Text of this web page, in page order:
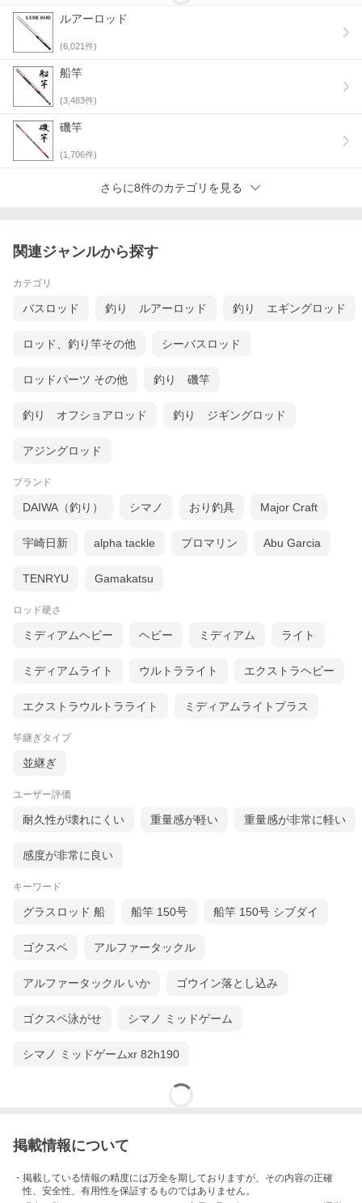
ルアーロッド
(6,021件)
船竿
(3,483件)
磯竿
(1,706件)
さらに8件のカテゴリを見る
関連ジャンルから探す
カテゴリ
バスロッド 釣り ルアーロッド 釣り エギングロッド
ロッド、釣り竿その他 シーバスロッド
ロッドパーツ その他 釣り 磯竿
釣り オフショアロッド 釣り ジギングロッド
アジングロッド
ブランド
DAIWA（釣り） シマノ おり釣具 Major Craft
宇崎日新 alpha tackle プロマリン Abu Garcia
TENRYU Gamakatsu
ロッド硬さ
ミディアムヘビー ヘビー ミディアム ライト
ミディアムライト ウルトラライト エクストラヘビー
エクストラウルトラライト ミディアムライトプラス
竿継ぎタイプ
並継ぎ
ユーザー評価
耐久性が壊れにくい 重量感が軽い 重量感が非常に軽い
感度が非常に良い
キーワード
グラスロッド 船 船竿 150号 船竿 150号 シブダイ
ゴクスペ アルファータックル
アルファータックル いか ゴウイン落とし込み
ゴクスペ泳がせ シマノ ミッドゲーム
シマノ ミッドゲームxr 82h190
掲載情報について
・掲載している情報の精度には万全を期しておりますが、その内容の正確
性、安全性、有用性を保証するものではありません。